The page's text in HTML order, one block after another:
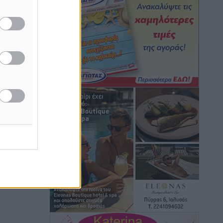
ο ιδιοκτήτης δεν τα καθαρίσει – Πώς
κινούνται δήμοι και ΠΣ, ποιος
πληρώνει τον λογαριασμό
Τοπικές Ειδήσεις• πριν 1 ώρα
Πού κινούνται οι κρατήσεις last
minute σε Ελλάδα από Γερμανούς
• πριν 2 ώρες
Οδηγός στη Ρόδο τράκαρε σταθμευμένο
αυτοκίνητο, παρέσυρε 72χρονο και
διέφυγε
Τοπικές Ειδήσεις πριν 2 ώρες
Το νέο Ειδικό Χωροταξικό για τον
Τουρισμό ξανασχεδιάζει τον
επενδυτικό χάρτη της Ρόδου
Τοπικές Ειδήσεις • πριν 3 ώρες